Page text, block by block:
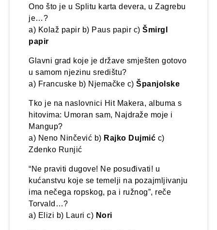
Ono što je u Splitu karta devera, u Zagrebu
je…?
a) Kolaž papir b) Paus papir c)Šmirgl
papir
Glavni grad koje je države smješten gotovo
u samom njezinu središtu?
a) Francuske b) Njemačke c)Španjolske
Tko je na naslovnici Hit Makera, albuma s
hitovima: Umoran sam, Najdraže moje i
Mangup?
a) Neno Ninčević b) Rajko Dujmić c)
Zdenko Runjić
“Ne praviti dugove! Ne posuđivati! u
kućanstvu koje se temelji na pozajmljivanju
ima nečega ropskog, pa i ružnog”, reče
Torvald…?
a) Elizi b) Lauri c) Nori